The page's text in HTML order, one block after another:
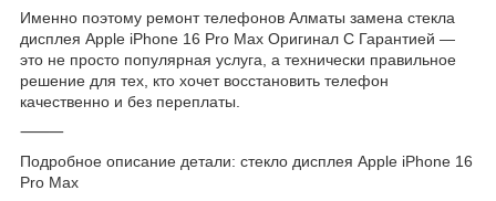
Именно поэтому ремонт телефонов Алматы замена стекла
дисплея Apple iPhone 16 Pro Max Оригинал С Гарантией —
это не просто популярная услуга, а технически правильное
решение для тех, кто хочет восстановить телефон
качественно и без переплаты.
⸻
Подробное описание детали: стекло дисплея Apple iPhone 16
Pro Max